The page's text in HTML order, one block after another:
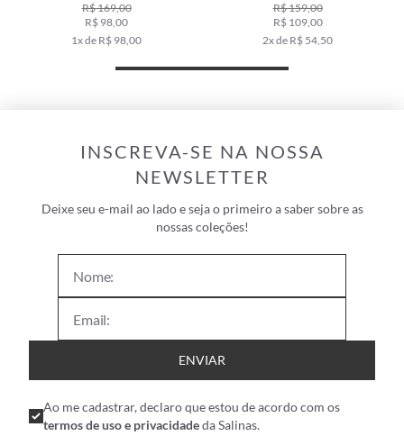
INSCREVA-SE NA NOSSA
NEWSLETTER
Deixe seu e-mail ao lado e seja o primeiro a saber sobre as
nossas coleções!
ENVIAR
Ao me cadastrar, declaro que estou de acordo com os
termos de uso e privacidadeda Salinas.